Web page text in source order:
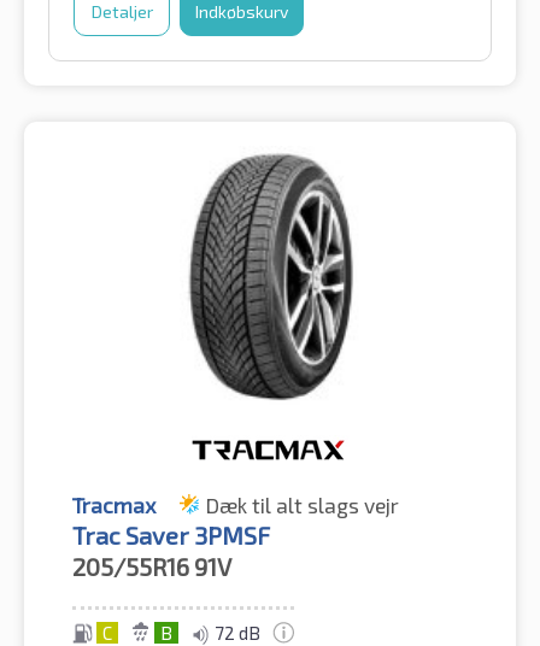
Detaljer Indkøbskurv
Tracmax Dæk til alt slags vejr
Trac Saver 3PMSF
205/55R16 91V
C B 72 dB